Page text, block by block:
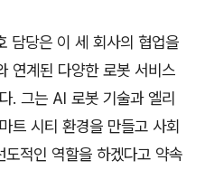
담당은 이 세 회사의 협업을
연계된 다양한 로봇 서비스
. 그는 AI 로봇 기술과 엘리
트 시티 환경을 만들고 사회
적인 역할을 하겠다고 약속